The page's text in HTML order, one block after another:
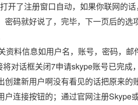
开了注册窗口自动，如果你联网的
密码就好说了，完毕，下一页后的
资料信息如用户名，账号，密码，邮
将对话框关闭7申请skype账号已完成
创建新用户啊没有看见的话把原来
户连接按钮的；通过官网注册Skype